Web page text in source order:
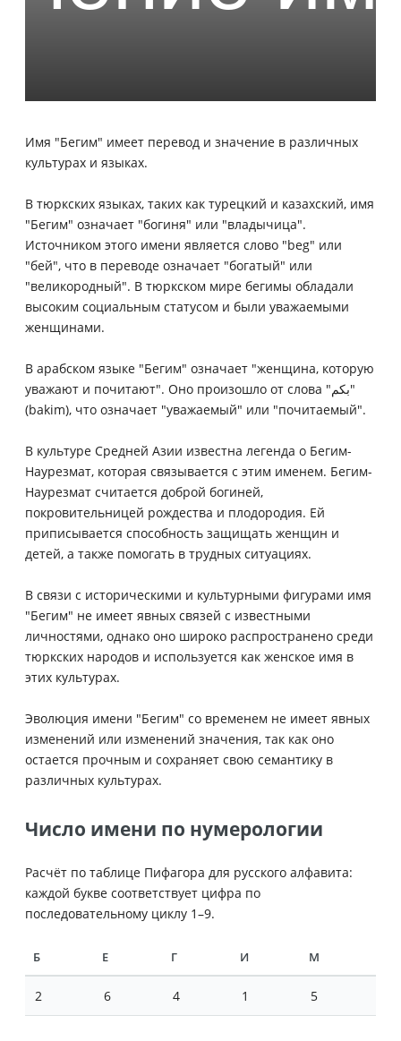
Имя "Бегим" имеет перевод и значение в различных
культурах и языках.
В тюркских языках, таких как турецкий и казахский, имя
"Бегим" означает "богиня" или "владычица".
Источником этого имени является слово "beg" или
"бей", что в переводе означает "богатый" или
"великородный". В тюркском мире бегимы обладали
высоким социальным статусом и были уважаемыми
женщинами.
В арабском языке "Бегим" означает "женщина, которую
уважают и почитают". Оно произошло от слова "بكم"
(bakim), что означает "уважаемый" или "почитаемый".
В культуре Средней Азии известна легенда о Бегим-
Наурезмат, которая связывается с этим именем. Бегим-
Наурезмат считается доброй богиней,
покровительницей рождества и плодородия. Ей
приписывается способность защищать женщин и
детей, а также помогать в трудных ситуациях.
В связи с историческими и культурными фигурами имя
"Бегим" не имеет явных связей с известными
личностями, однако оно широко распространено среди
тюркских народов и используется как женское имя в
этих культурах.
Эволюция имени "Бегим" со временем не имеет явных
изменений или изменений значения, так как оно
остается прочным и сохраняет свою семантику в
различных культурах.
Число имени по нумерологии
Расчёт по таблице Пифагора для русского алфавита:
каждой букве соответствует цифра по
последовательному циклу 1–9.
Б Е Г И М
2 6 4 1 5